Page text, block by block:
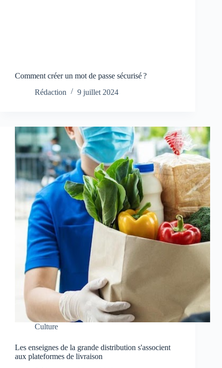
Comment créer un mot de passe sécurisé ?
Rédaction
9 juillet 2024
Culture
Les enseignes de la grande distribution s'associent
aux plateformes de livraison